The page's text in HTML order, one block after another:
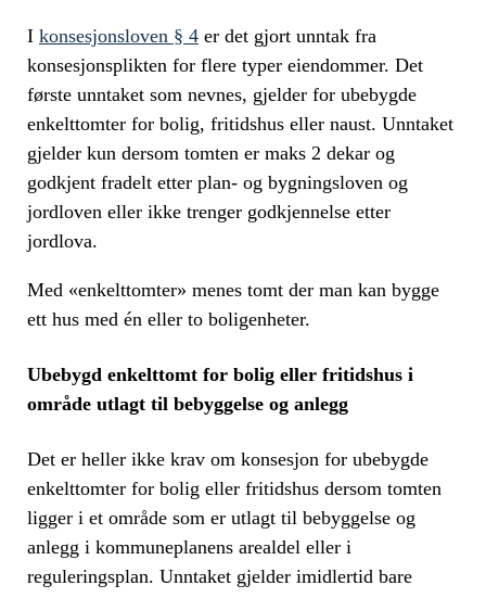
I konsesjonsloven § 4 er det gjort unntak fra
konsesjonsplikten for flere typer eiendommer. Det
første unntaket som nevnes, gjelder for ubebygde
enkelttomter for bolig, fritidshus eller naust. Unntaket
gjelder kun dersom tomten er maks 2 dekar og
godkjent fradelt etter plan- og bygningsloven og
jordloven eller ikke trenger godkjennelse etter
jordlova.
Med «enkelttomter» menes tomt der man kan bygge
ett hus med én eller to boligenheter.
Ubebygd enkelttomt for bolig eller fritidshus i
område utlagt til bebyggelse og anlegg
Det er heller ikke krav om konsesjon for ubebygde
enkelttomter for bolig eller fritidshus dersom tomten
ligger i et område som er utlagt til bebyggelse og
anlegg i kommuneplanens arealdel eller i
reguleringsplan. Unntaket gjelder imidlertid bare